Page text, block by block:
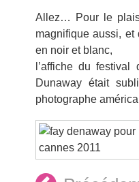
Allez… Pour le
magnifique aussi, et
en noir et blanc,
l’affiche du
Dunaway était
photographe